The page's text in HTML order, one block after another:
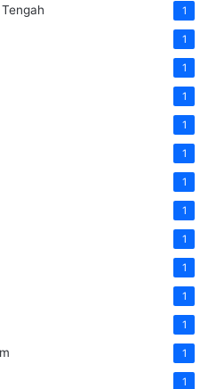
1
1
1
1
1
1
1
1
1
1
1
1
1
1